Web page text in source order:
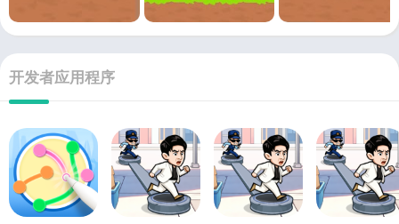
开发者应用程序